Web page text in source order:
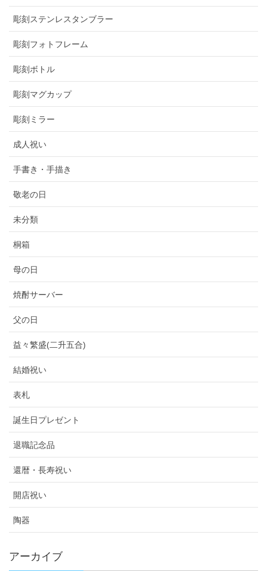
彫刻ステンレスタンブラー
彫刻フォトフレーム
彫刻ボトル
彫刻マグカップ
彫刻ミラー
成人祝い
手書き・手描き
敬老の日
未分類
桐箱
母の日
焼酎サーバー
父の日
益々繁盛(二升五合)
結婚祝い
表札
誕生日プレゼント
退職記念品
還暦・長寿祝い
開店祝い
陶器
アーカイブ